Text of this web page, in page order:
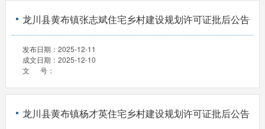
龙川县黄布镇张志斌住宅乡村建设规划许可证批后公告
发布日期： 2025-12-11
成文日期： 2025-12-10
文 号：
龙川县黄布镇杨才英住宅乡村建设规划许可证批后公告